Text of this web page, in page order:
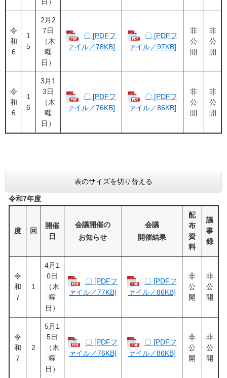
令
和
6
1
5
2月2
7日
（木
曜
日）
〇 [PDFフ
ァイル／78KB]
〇 [PDFフ
ァイル／97KB]
非
公
開
非
公
開
令
和
6
1
6
3月1
3日
（木
曜
日）
〇 [PDFフ
ァイル／76KB]
〇 [PDFフ
ァイル／86KB]
非
公
開
非
公
開
表のサイズを切り替える
令和7年度
度 回
開催
日
会議開催の
お知らせ
会議
開催結果
配
布
資
料
議
事
録
令
和
7
1
4月1
0日
（木
曜
日）
〇 [PDFフ
ァイル／77KB]
〇 [PDFフ
ァイル／86KB]
非
公
開
非
公
開
令
和
7
2
5月1
5日
（木
曜
日）
〇 [PDFフ
ァイル／76KB]
〇 [PDFフ
ァイル／86KB]
非
公
開
非
公
開